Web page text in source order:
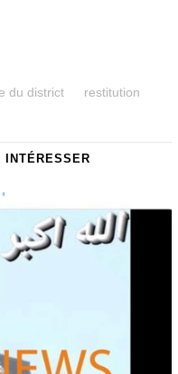
du district restitution
INTÉRESSER